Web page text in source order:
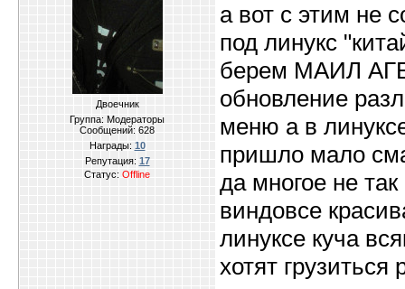
Двоечник
Группа: Модераторы
Сообщений: 628
Награды: 10
Репутация: 17
Статус: Offline
а вот с этим не
под линукс
берем МАИЛ
обновление
меню а в
пришло мало
да многое не
виндовсе
линуксе куча
хотят